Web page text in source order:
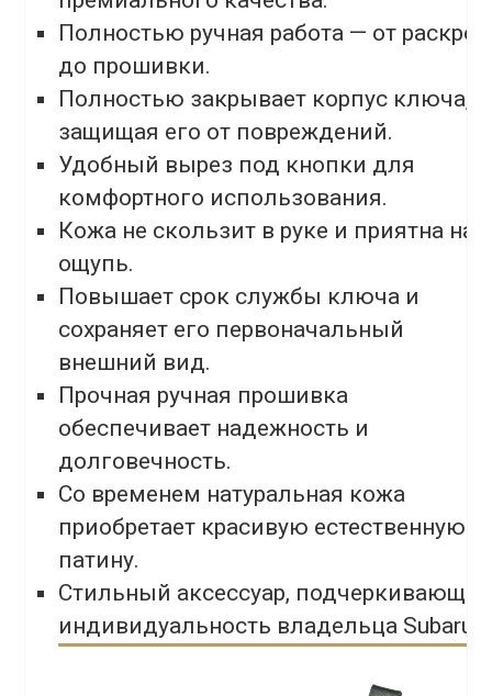
Полностью ручная работа — от раскроя
до прошивки.
Полностью закрывает корпус ключа,
защищая его от повреждений.
Удобный вырез под кнопки для
комфортного использования.
Кожа не скользит в руке и приятна на
ощупь.
Повышает срок службы ключа и
сохраняет его первоначальный
внешний вид.
Прочная ручная прошивка
обеспечивает надежность и
долговечность.
Со временем натуральная кожа
приобретает красивую естественную
патину.
Стильный аксессуар,
индивидуальность владельца Subaru.